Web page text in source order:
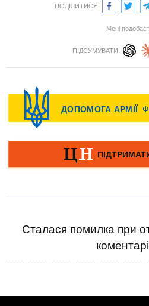
ПОДІЛИТИСЯ:
Мені
ПІДСУМУВАТИ:
Сталася помилка при